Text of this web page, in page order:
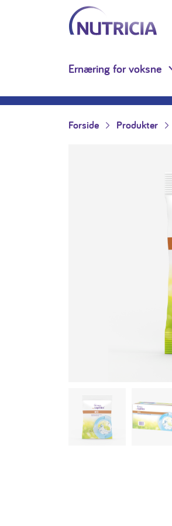
Hopp til innholdet
Nutricia.no
Ernæring for voksne
Forside Produkter